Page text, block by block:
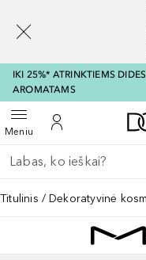
IKI 25%* ATRINKTIEMS
AROMATAMS
MeniuAtidaryti meniuĮ mano paskyrą
Grįžk atgal
Vykdykite paiešką
Titulinis Dekoratyvinė